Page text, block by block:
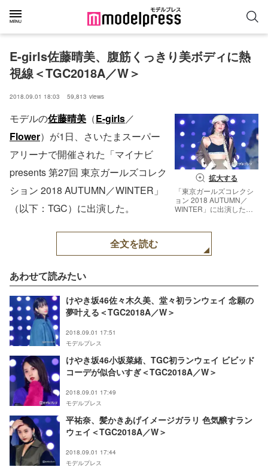
E-girls佐藤晴美、腹筋くっきり美ボディに熱
視線＜TGC2018A／W＞
2018.09.01 18:03 59,813 views
拡大する
「東京ガールズコレクシ
ョン 2018 AUTUMN／
WINTER」に出演した佐
モデルの佐藤晴美 （E-girls／
Flower）が1日、さいたまスーパー
アリーナで開催された「マイナビ
presents 第27回 東京ガールズコレク
ション 2018 AUTUMN／WINTER」
（以下：TGC）に出演した。
全文を読む
あわせて読みたい
けやき坂46佐々木久美、堂々初ランウェイ 念願の
夢叶える＜TGC2018A／W＞
2018.09.01 17:51
モデルプレス
けやき坂46小坂菜緒、TGC初ランウェイ ビビッド
コーデが似合いすぎ＜TGC2018A／W＞
2018.09.01 17:49
モデルプレス
平祐奈、髪かきあげイメージガラリ 色気醸すラン
ウェイ＜TGC2018A／W＞
2018.09.01 17:44
モデルプレス